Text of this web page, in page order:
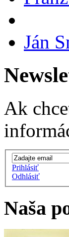
Ján
Ak
Prihlásiť
Odhlásiť
Naša